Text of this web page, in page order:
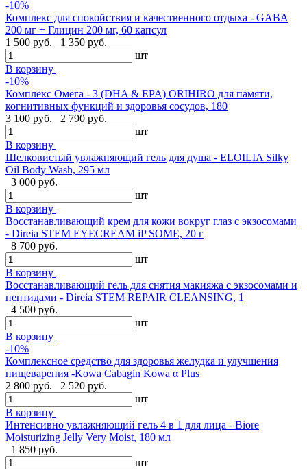
-10%
Комплекс для спокойствия и качественного отдыха - GABA
200 мг + Глицин 200 мг, 60 капсул
1 500 руб.
1 350 руб.
шт
В корзину
-10%
Комплекс Омега - 3 (DHA & EPA) ORIHIRO для памяти,
когнитивных функций и здоровья сосудов, 180
3 100 руб.
2 790 руб.
шт
В корзину
Шелковистый увлажняющий гель для душа - ELOILIA Silky
Oil Body Wash, 295 мл
3 000 руб.
шт
В корзину
Восстанавливающий крем для кожи вокруг глаз с экзосомами
- Direia STEM EYECREAM iP SOME, 20 г
8 700 руб.
шт
В корзину
Восстанавливающий гель для снятия макияжа с экзосомами и
пептидами - Direia STEM REPAIR CLEANSING, 1
4 500 руб.
шт
В корзину
-10%
Комплексное средство для здоровья желудка и улучшения
пищеварения -Kowa Cabagin Kowa α Plus
2 800 руб.
2 520 руб.
шт
В корзину
Интенсивно увлажняющий гель 4 в 1 для лица - Biore
Moisturizing Jelly Very Moist, 180 мл
1 850 руб.
шт